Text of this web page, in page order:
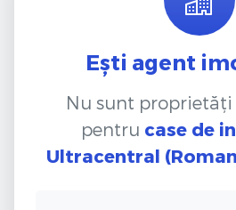
Ești agent
Nu sunt
pentru case de
Ultracentral